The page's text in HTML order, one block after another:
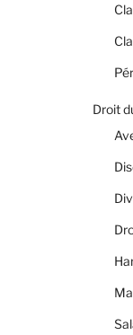
Droit